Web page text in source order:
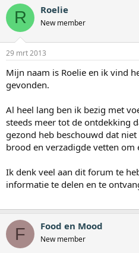
e
r
p
s
t
a
r
t
r
a
t
m
R Roelie
New member
29 mrt 2013
Mijn naam is Roelie en ik vind
gevonden.
Al heel lang ben ik bezig met
steeds meer tot de ontdekking
gezond heb beschouwd dat
brood en verzadigde vetten om
Ik denk veel aan dit forum te
informatie te delen en te
F Food en Mood
New member